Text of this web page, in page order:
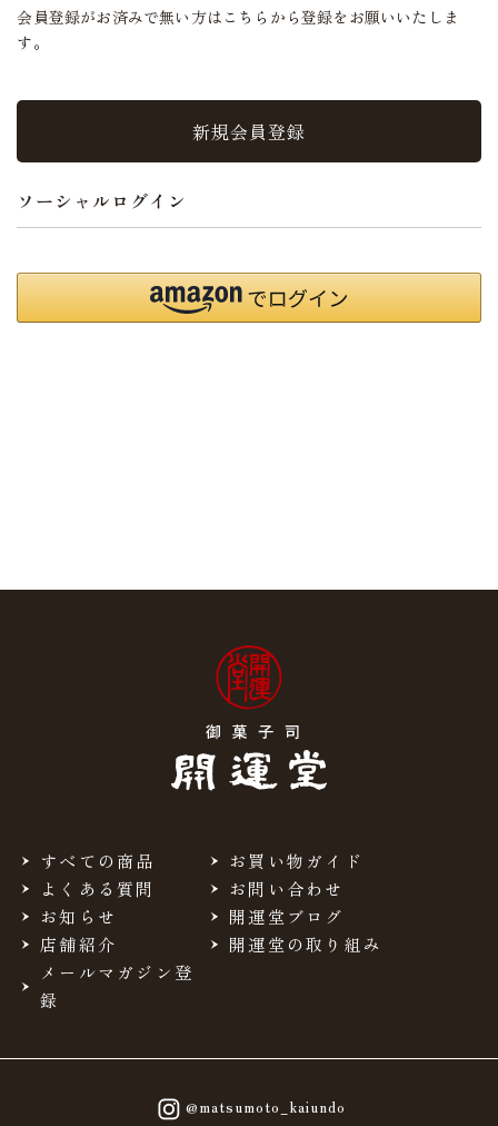
会員登録がお済みで無い方はこちらから登録をお願いいたしま
す。
新規会員登録
ソーシャルログイン
すべての商品
お買い物ガイド
よくある質問
お問い合わせ
お知らせ
開運堂ブログ
店舗紹介
開運堂の取り組み
メールマガジン登
録
@matsumoto_kaiundo